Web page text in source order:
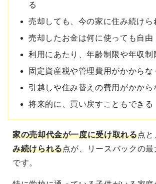
る
売却しても、今の家に住み続けら
売却したお金は何に使っても自由
利用にあたり、年齢制限や年収制
固定資産税や管理費用がかからな
引越しや住み替えの費用がかから
将来的に、買い戻すこともできる
家の売却代金が一度に受け取れる点と
み続けられる点が、リースバックの最
です。